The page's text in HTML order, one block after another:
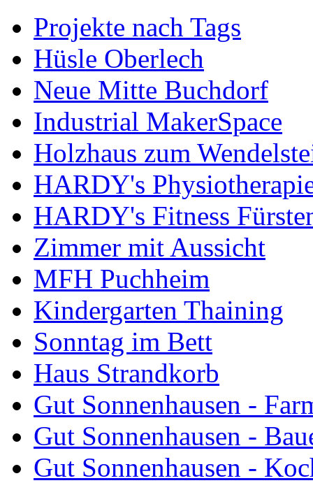
Projekte nach Tags
Hüsle Oberlech
Neue Mitte Buchdorf
Industrial MakerSpace
Holzhaus zum
HARDY's
HARDY's Fitness
Zimmer mit Aussicht
MFH Puchheim
Kindergarten Thaining
Sonntag im Bett
Haus Strandkorb
Gut Sonnenhausen -
Gut Sonnenhausen -
Gut Sonnenhausen -